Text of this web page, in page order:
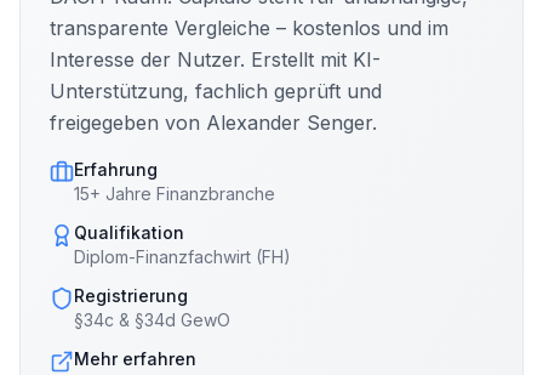
transparente Vergleiche – kostenlos und im
Interesse der Nutzer. Erstellt mit KI-
Unterstützung, fachlich geprüft und
freigegeben von Alexander Senger.
Erfahrung
15+ Jahre Finanzbranche
Qualifikation
Diplom-Finanzfachwirt (FH)
Registrierung
§34c & §34d GewO
Mehr erfahren